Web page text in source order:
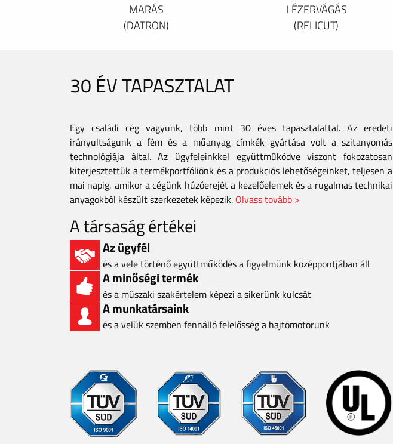
MARÁS
(DATRON)
LÉZERVÁGÁS
(RELICUT)
30 ÉV TAPASZTALAT
Egy családi cég vagyunk, több mint 30 éves tapasztalattal. Az eredeti
irányultságunk a fém és a műanyag címkék gyártása volt a szitanyomás
technológiája által. Az ügyfeleinkkel együttműködve viszont fokozatosan
kiterjesztettük a termékportfóliónk és a produkciós lehetőségeinket, teljesen a
mai napig, amikor a cégünk húzóerejét a kezelőelemek és a rugalmas technikai
anyagokból készült szerkezetek képezik. Olvass tovább >
A társaság értékei
Az ügyfél
és a vele történő együttműködés a figyelmünk középpontjában áll
A minőségi termék
és a műszaki szakértelem képezi a sikerünk kulcsát
A munkatársaink
és a velük szemben fennálló felelősség a hajtómotorunk